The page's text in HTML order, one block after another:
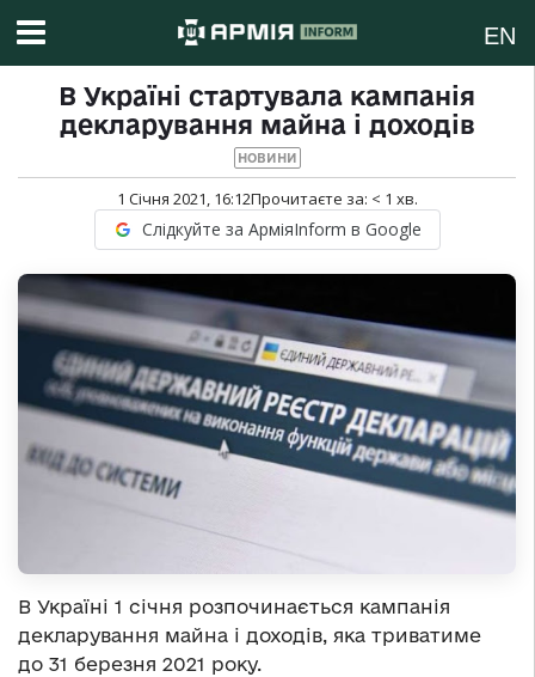
EN
В Україні стартувала кампанія
декларування майна і доходів
НОВИНИ
1 Січня 2021, 16:12Прочитаєте за: < 1 хв.
Слідкуйте за АрміяInform в Google
В Україні 1 січня розпочинається кампанія
декларування майна і доходів, яка триватиме
до 31 березня 2021 року.